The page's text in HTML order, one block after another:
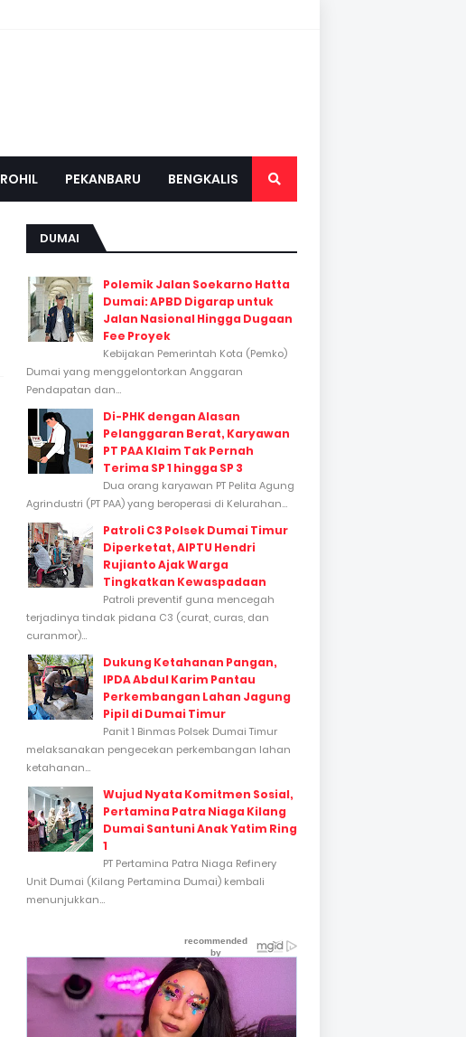
ROHIL PEKANBARU BENGKALIS
DUMAI
Polemik Jalan Soekarno Hatta
Dumai: APBD Digarap untuk
Jalan Nasional Hingga Dugaan
Fee Proyek
Kebijakan Pemerintah Kota (Pemko)
Dumai yang menggelontorkan Anggaran
Pendapatan dan...
Di-PHK dengan Alasan
Pelanggaran Berat, Karyawan
PT PAA Klaim Tak Pernah
Terima SP 1 hingga SP 3
Dua orang karyawan PT Pelita Agung
Agrindustri (PT PAA) yang beroperasi di Kelurahan...
Patroli C3 Polsek Dumai Timur
Diperketat, AIPTU Hendri
Rujianto Ajak Warga
Tingkatkan Kewaspadaan
Patroli preventif guna mencegah
terjadinya tindak pidana C3 (curat, curas, dan
curanmor)...
Dukung Ketahanan Pangan,
IPDA Abdul Karim Pantau
Perkembangan Lahan Jagung
Pipil di Dumai Timur
Panit 1 Binmas Polsek Dumai Timur
melaksanakan pengecekan perkembangan lahan
ketahanan...
Wujud Nyata Komitmen Sosial,
Pertamina Patra Niaga Kilang
Dumai Santuni Anak Yatim Ring
1
PT Pertamina Patra Niaga Refinery
Unit Dumai (Kilang Pertamina Dumai) kembali
menunjukkan...